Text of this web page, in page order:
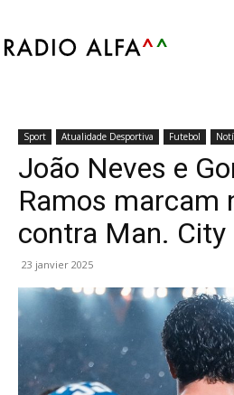
Sport Atualidade Desportiva Futebol
João Neves e
Ramos marcam
contra Man. City
23 janvier 2025